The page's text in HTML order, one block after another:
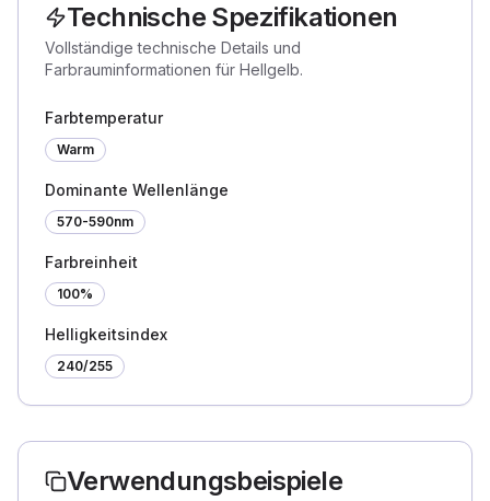
Technische Spezifikationen
Vollständige technische Details und
Farbrauminformationen für Hellgelb.
Farbtemperatur
Warm
Dominante Wellenlänge
570-590nm
Farbreinheit
100%
Helligkeitsindex
240/255
Verwendungsbeispiele